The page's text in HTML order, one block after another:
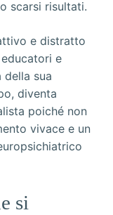
scarsi risultati.
e distratto
e
della sua
diventa
poiché non
vivace e un
si